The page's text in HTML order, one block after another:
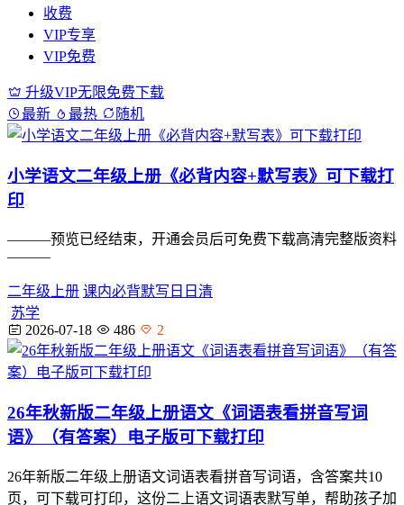
收费
VIP专享
VIP免费
升级VIP无限免费下载
最新
最热 随机
小学语文二年级上册《必背内容+默写表》可下载打
印
———预览已经结束，开通会员后可免费下载高清完整版资料
———
二年级上册 课内必背默写日日清
苏学
2026-07-18
486 2
26年秋新版二年级上册语文《词语表看拼音写词
语》（有答案）电子版可下载打印
26年新版二年级上册语文词语表看拼音写词语，含答案共10
页，可下载可打印，这份二上语文词语表默写单，帮助孩子加